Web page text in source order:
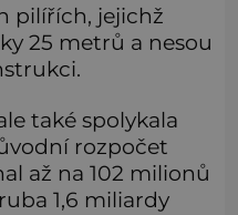
pilířích, jejichž
25 metrů a nesou
také spolykala
rozpočet
až na 102 milionů
1,6 miliardy